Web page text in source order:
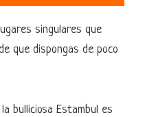
singulares que
que dispongas de poco
bulliciosa Estambul es